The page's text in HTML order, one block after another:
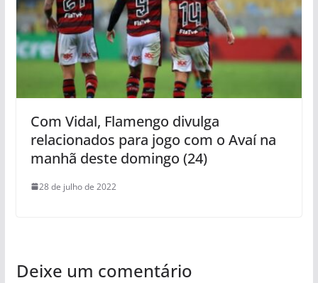
Com Vidal, Flamengo divulga
relacionados para jogo com o Avaí na
manhã deste domingo (24)
28 de julho de 2022
Deixe um comentário